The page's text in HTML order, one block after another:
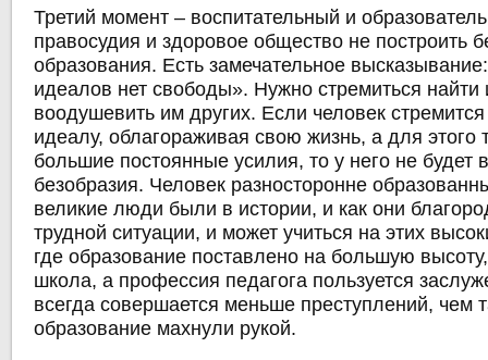
Третий момент – воспитательный и
правосудия и здоровое общество не построить
образования. Есть замечательное
идеалов нет свободы». Нужно стремиться найти
воодушевить им других. Если человек
идеалу, облагораживая свою жизнь, а для этого
большие постоянные усилия, то у него не будет
безобразия. Человек разносторонне
великие люди были в истории, и как они
трудной ситуации, и может учиться на этих
где образование поставлено на большую
школа, а профессия педагога пользуется
всегда совершается меньше преступлений, чем
образование махнули рукой.